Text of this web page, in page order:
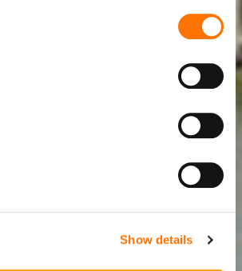
Show details